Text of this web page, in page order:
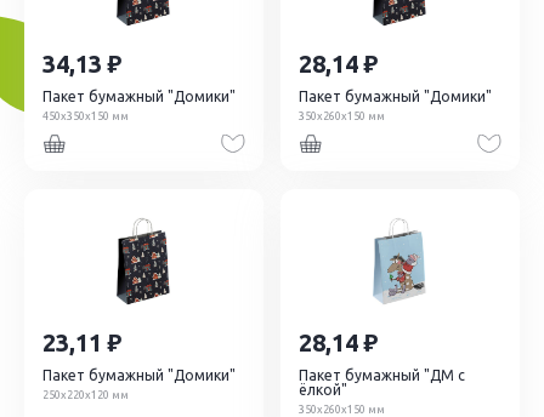
34,13
Пакет бумажный "Домики"
450х350х150 мм
28,14
Пакет бумажный "Домики"
350х260х150 мм
23,11
Пакет бумажный "Домики"
250х220х120 мм
28,14
Пакет бумажный "ДМ с
ёлкой"
350х260х150 мм